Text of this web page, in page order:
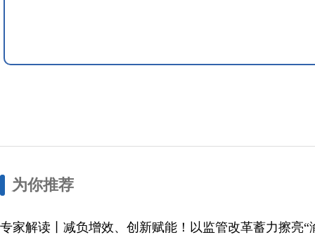
为你推荐
专家解读丨减负增效、创新赋能！以监管改革蓄力擦亮“